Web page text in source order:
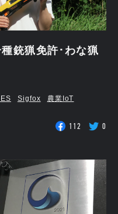
銃猟免許･わな猟
Sigfox
農業IoT
112 0